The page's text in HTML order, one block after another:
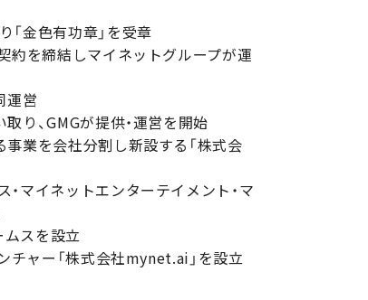
金色有功章」を受章
約を締結しマイネットグループが運
運営
り、GMGが提供・運営を開始
業を会社分割し新設する「株式会
マイネットエンターテイメント・マ
スを設立
チャー「株式会社mynet.ai」を設立